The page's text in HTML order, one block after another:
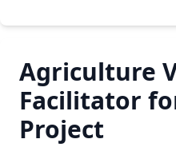
Agriculture
Facilitator
Project